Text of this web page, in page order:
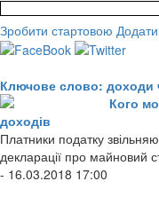
Зробити стартовою
Ключове слово: доходи
Кого
доходів
Платники податку
декларації про майновий
- 16.03.2018 17:00